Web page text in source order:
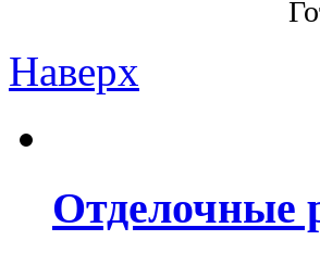
Наверх
Отделочные